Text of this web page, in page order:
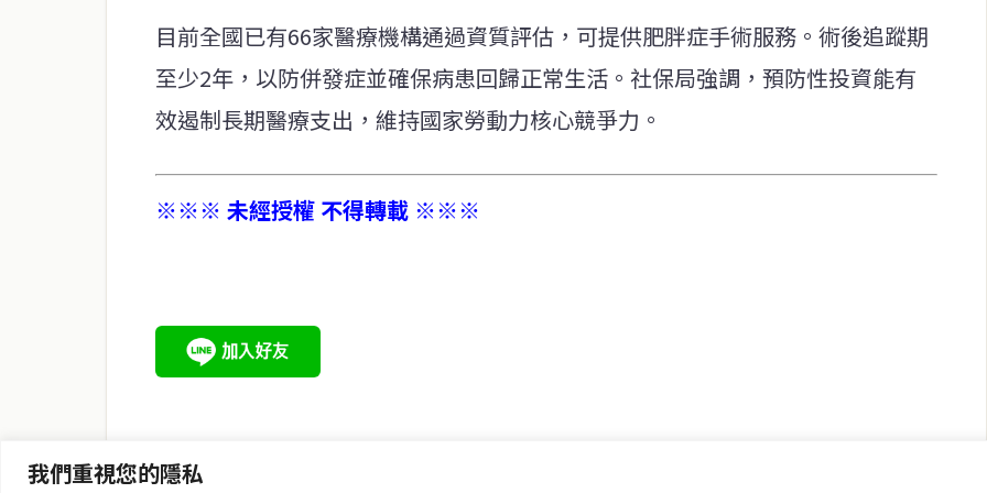
我們重視您的隱私
目前全國已有66家醫療機構通過資質評估，可提供肥胖症手術服務。術後追蹤期
至少2年，以防併發症並確保病患回歸正常生活。社保局強調，預防性投資能有
效遏制長期醫療支出，維持國家勞動力核心競爭力。
※※※ 未經授權 不得轉載 ※※※
泰國當地政治、經濟、華人社群與社會時事，為在泰華人讀者提供即
時、客觀、多元的中文新聞內容。